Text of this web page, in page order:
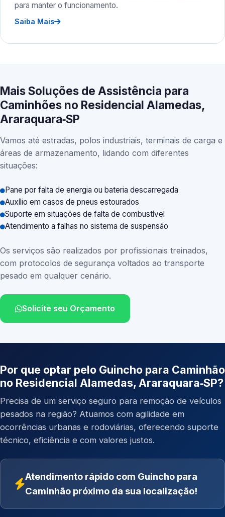
para manter o funcionamento.
Saiba Mais
Mais Soluções de Assistência para
Caminhões no Residencial Alamedas,
Araraquara‑SP
Vamos até estradas, polos industriais, terminais de carga e
áreas de armazenamento, lidando com diferentes
situações:
Pane por falta de energia ou bateria descarregada
Auxílio em casos de pneus estourados
Suporte em situações de falta de combustível
Atendimento a falhas no sistema de suspensão
Os serviços são realizados por profissionais treinados,
com protocolos de segurança voltados ao transporte
pesado em qualquer cenário.
Solicite seu Orçamento
Por que optar pelo Guincho para Caminhão
no Residencial Alamedas, Araraquara‑SP?
Precisa de um serviço seguro para remoção de veículos
pesados na região? Atuamos com agilidade em
ocorrências urbanas e rodoviárias, oferecendo suporte
técnico, eficiência e com valores justos.
Atendimento rápido com Guincho para
Caminhão próximo da sua localização!